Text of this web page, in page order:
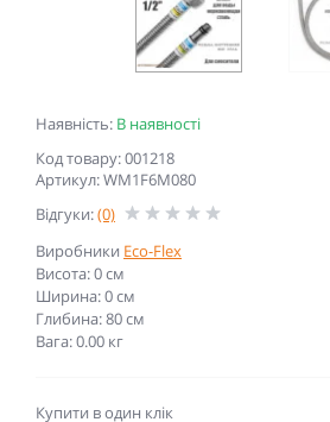
Наявність: В наявності
Код товару: 001218
Артикул: WM1F6M080
Відгуки:(0)
Виробники Eco-Flex
Висота: 0 см
Ширина: 0 см
Глибина: 80 см
Вага: 0.00 кг
Купити в один клік